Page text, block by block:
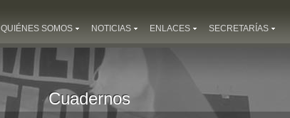
QUIÉNES SOMOS NOTICIAS ENLACES SECRETARÍAS
Cuadernos